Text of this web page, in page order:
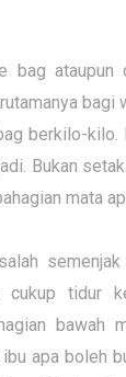
bag
bagi
berkilo-
Bukan
mata
tidur
bawah
apa boleh